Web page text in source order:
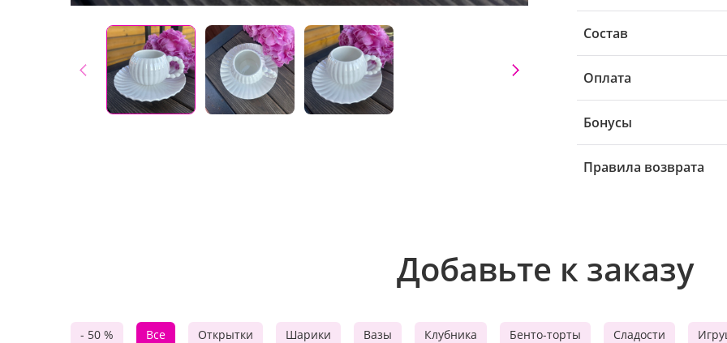
Состав
Оплата
Бонусы
Правила возврата
Добавьте к заказу
- 50 % Все Открытки Шарики Вазы Клубника Бенто-торты Сладости